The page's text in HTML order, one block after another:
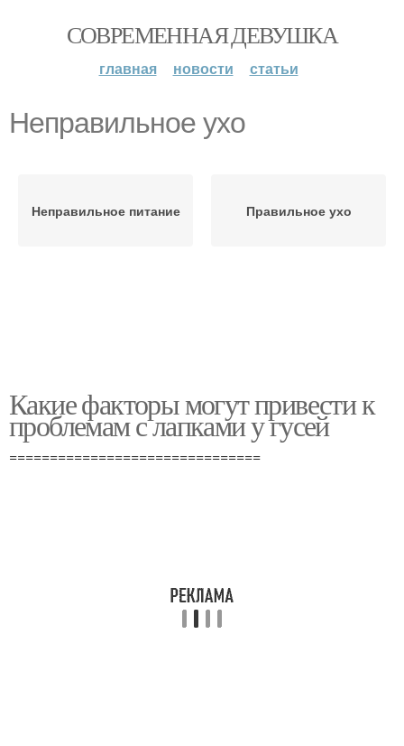
СОВРЕМЕННАЯ ДЕВУШКА
главная новости статьи
Неправильное ухо
Неправильное питание Правильное ухо
Какие факторы могут привести к
проблемам с лапками у гусей
===============================